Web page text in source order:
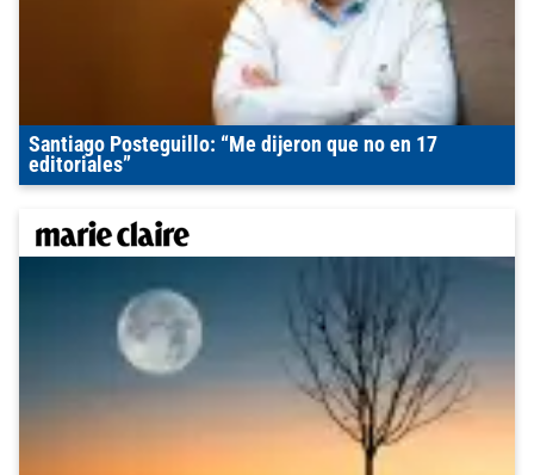
Santiago Posteguillo: “Me dijeron que no en 17
editoriales”